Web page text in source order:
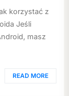
korzystać z
Jeśli
masz
READ MORE